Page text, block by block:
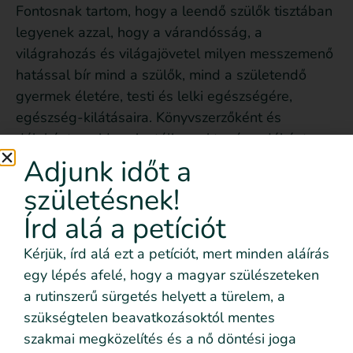
Fontosnak tartom, hogy a leendő szülők tisztában
legyenek azzal, hogy a várandósság, a
világrahozás és világajövetel milyen messzemenő
hatással bír mind a szülők, mind a születendő
gyermek életére, testi és lelki egészségére,
egészség-kilátásaira. Könyvszerzőként és
dúlaként, majd perinatális szaktanácsadóként
szeretném támogatni a várandós párokat, hogy
felkészülten, szeretetteli légkörben, egészséges
szülésélménnyel gazdagodva élhessék át ezt a
megismételhetetlen eseményt.
Segítői filozófiám:a szülői kompetenciát
megalapozó/erősítő, egészséges szülésélmény
és a tiszteletteljes, partneri együttműködésen
alapuló szülészeti ellátás nem (szabadna, hogy)
luxus vagy szerencsés véletlen (legyen), hanem
Adjunk időt a
születésnek!
Írd alá a petíciót
Kérjük, írd alá ezt a petíciót, mert minden aláírás
egy lépés afelé, hogy a magyar szülészeteken
a rutinszerű sürgetés helyett a türelem, a
szükségtelen beavatkozásoktól mentes
szakmai megközelítés és a nő döntési joga